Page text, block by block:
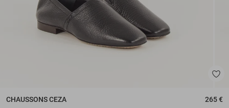
CHAUSSONSCEZA 265 €